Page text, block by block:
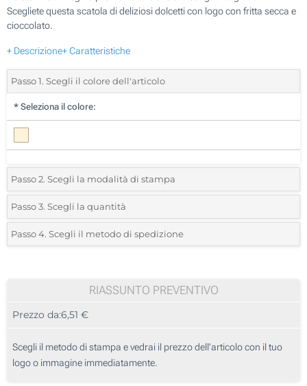
Scegliete questa scatola di deliziosi dolcetti con logo con fritta secca e
cioccolato.
+ Descrizione+ Caratteristiche
Passo 1. Scegli il colore dell'articolo
* Seleziona il colore:
Passo 2. Scegli la modalità di stampa
*Seleziona la posizione di stampa e il colore del vostro logo:
Full color (Sul coperchio)
Passo 3. Scegli la quantità
*Quantità desiderata:
100
250
500
Passo 4. Scegli il metodo di spedizione
RIASSUNTO PREVENTIVO
Prezzo da:6,51 €
Scegli il metodo di stampa e vedrai il prezzo dell'articolo con il tuo
logo o immagine immediatamente.